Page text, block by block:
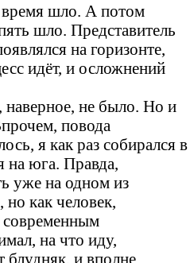
шло. А потом
шло. Представитель
на горизонте,
идёт, и осложнений
не было. Но и
повода
я как раз собирался в
на юга. Правда,
уже на одном из
как человек,
современным
на что иду,
блудняк, и вполне